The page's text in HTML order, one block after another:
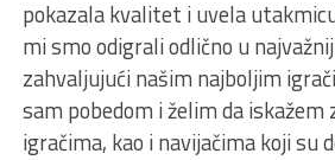
pokazala kvalitet i uvela
mi smo odigrali odlično u
zahvaljujući našim najboljim
sam pobedom i želim da
igračima, kao i navijačima koji su